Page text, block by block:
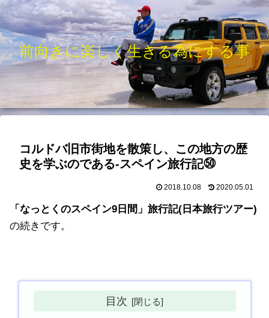
前向きに楽しく生きる為にする事
コルドバ旧市街地を散策し、この地方の歴
史を学ぶのである-スペイン旅行記㊿
2018.10.08 2020.05.01
「なっとくのスペイン9日間」旅行記(日本旅行ツアー)
の続きです。
目次